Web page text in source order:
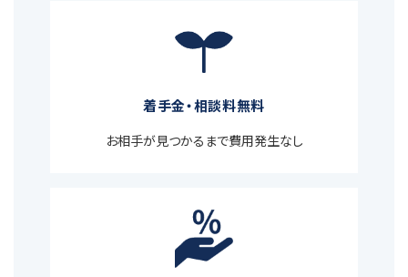
着手金・相談料無料
お相手が見つかるまで費用発生なし